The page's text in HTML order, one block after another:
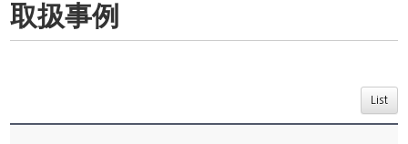
取扱事例
List